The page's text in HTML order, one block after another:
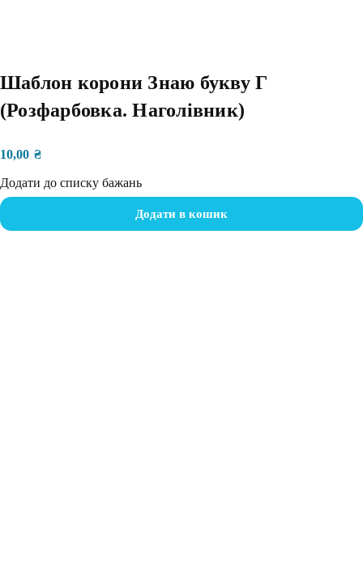
Шаблон корони Знаю букву Г
(Розфарбовка. Наголівник)
10,00 ₴
Додати до списку бажань
Додати в кошик